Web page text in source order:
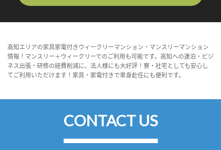
高知エリアの家具家電付きウィークリーマンション・マンスリーマンション
情報！マンスリー＋ウィークリーでのご利用も可能です。高知への連泊・ビジ
ネス出張・研修の経費削減に、法人様にも大好評！寮・社宅としても安心し
てご利用いただけます！家具・家電付きで単身赴任にも便利です。
CONTACT US